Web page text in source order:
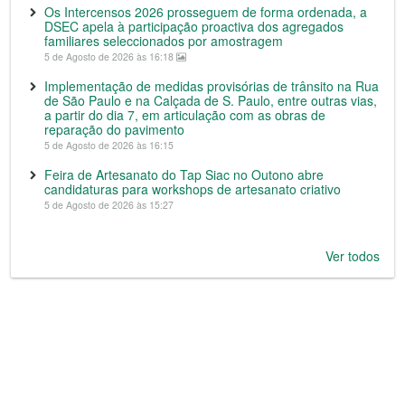
Os Intercensos 2026 prosseguem de forma ordenada, a
DSEC apela à participação proactiva dos agregados
familiares seleccionados por amostragem
5 de Agosto de 2026 às 16:18
Implementação de medidas provisórias de trânsito na Rua
de São Paulo e na Calçada de S. Paulo, entre outras vias,
a partir do dia 7, em articulação com as obras de
reparação do pavimento
5 de Agosto de 2026 às 16:15
Feira de Artesanato do Tap Siac no Outono abre
candidaturas para workshops de artesanato criativo
5 de Agosto de 2026 às 15:27
Ver todos